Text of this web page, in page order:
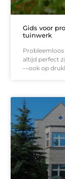
Gids voor
tuinwerk
altijd perfect
—ook op